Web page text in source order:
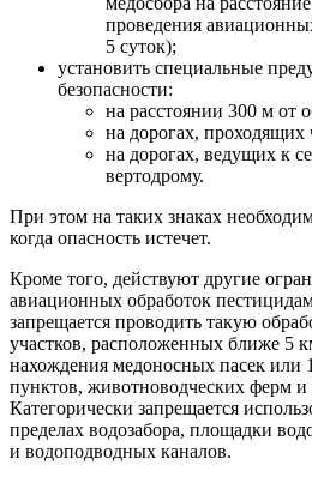
проведения
5 суток);
установить специальные
безопасности:
на расстоянии 300 м от
на дорогах, проходящих
на дорогах, ведущих к
вертодрому.
При этом на таких знаках
когда опасность истечет.
Кроме того, действуют другие
авиационных обработок
запрещается проводить такую
участков, расположенных ближе 5
нахождения медоносных пасек или
пунктов, животноводческих ферм
Категорически запрещается
пределах водозабора, площадки
и водоподводных каналов.